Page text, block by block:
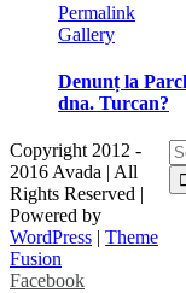
Permalink
Gallery
Denunț la
dna. Turcan?
Copyright 2012 -
2016 Avada | All
Rights Reserved |
Powered by
WordPress | Theme
Fusion
Facebook